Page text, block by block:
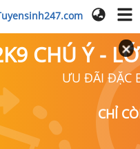
CHÚ Ý -
ƯU ĐÃI ĐẶC
CHỈ